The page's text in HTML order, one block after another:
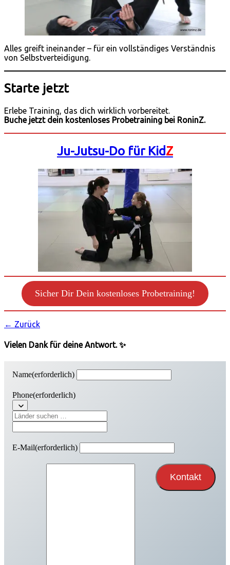
Alles greift ineinander – für ein vollständiges Verständnis
von Selbstverteidigung.
Starte jetzt
Erlebe Training, das dich wirklich vorbereitet.
Buche jetzt dein kostenloses Probetraining bei RoninZ.
Ju-Jutsu-Do für KidZ
Sicher Dir Dein kostenloses Probetraining!
← Zurück
Vielen Dank für deine Antwort. ✨
Name(erforderlich)
Phone(erforderlich)
E-Mail(erforderlich)
Kontakt